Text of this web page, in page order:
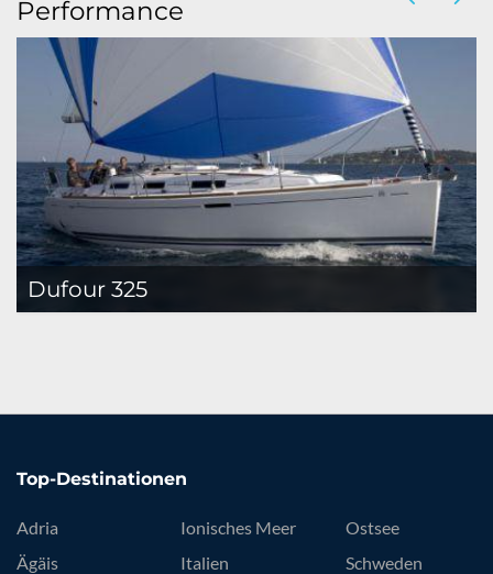
Performance
Dufour 325
Top-Destinationen
Adria
Ägäis
Ionisches Meer
Italien
Ostsee
Schweden